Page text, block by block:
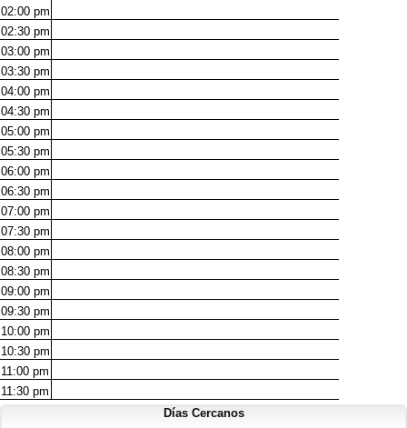
02:00 pm
02:30 pm
03:00 pm
03:30 pm
04:00 pm
04:30 pm
05:00 pm
05:30 pm
06:00 pm
06:30 pm
07:00 pm
07:30 pm
08:00 pm
08:30 pm
09:00 pm
09:30 pm
10:00 pm
10:30 pm
11:00 pm
11:30 pm
Días Cercanos